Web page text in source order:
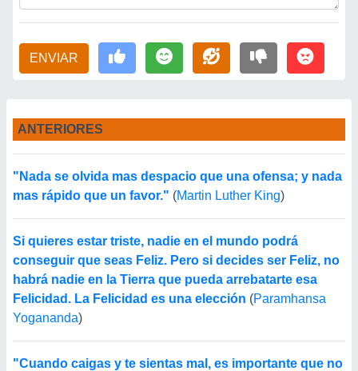
ENVIAR
ANTERIORES
"Nada se olvida mas despacio que una ofensa; y nada
mas rápido que un favor." (Martin Luther King)
Si quieres estar triste, nadie en el mundo podrá
conseguir que seas Feliz. Pero si decides ser Feliz, no
habrá nadie en la Tierra que pueda arrebatarte esa
Felicidad. La Felicidad es una elección (Paramhansa
Yogananda)
"Cuando caigas y te sientas mal, es importante que no